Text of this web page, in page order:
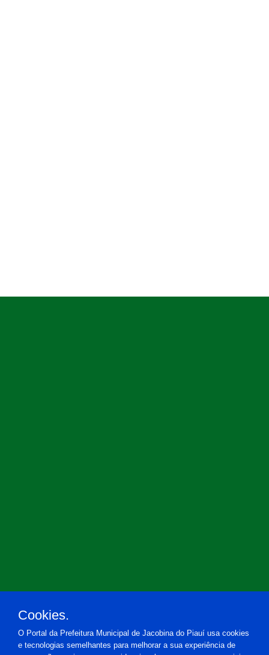
Cookies.
O Portal da Prefeitura Municipal de Jacobina do Piauí usa cookies
e tecnologias semelhantes para melhorar a sua experiência de